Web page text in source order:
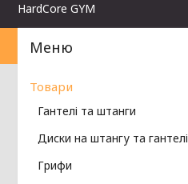
HardCore GYM
Товари
Гантелі та штанги
Диски на штангу та гантелі
Грифи